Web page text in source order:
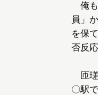
俺も
員」
を保
否反
匝瑳
〇駅